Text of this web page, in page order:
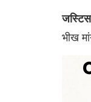
जस्टिस
भीख